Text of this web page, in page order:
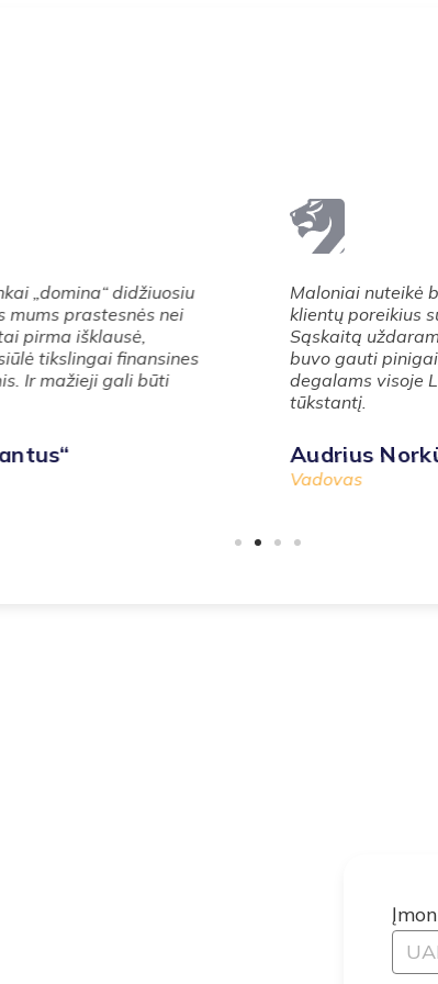
Maloniai nuteikė bendravimas su savo darbą
klientų poreikius suprantančiais „Inkaso aljansas“
Sąskaitą uždaram faktoringui pateikėme ryte, o jau
buvo gauti pinigai. Dar gavome konkurencingą
degalams visoje Lietuvoje. Per metus sutaupysime
Audrius Norkūnas UAB ,,Sanosta“